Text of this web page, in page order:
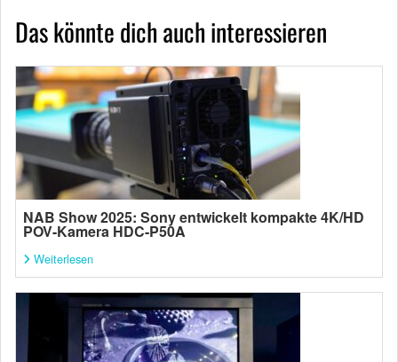
Das könnte dich auch interessieren
NAB Show 2025: Sony entwickelt kompakte 4K/HD
POV-Kamera HDC-P50A
Weiterlesen